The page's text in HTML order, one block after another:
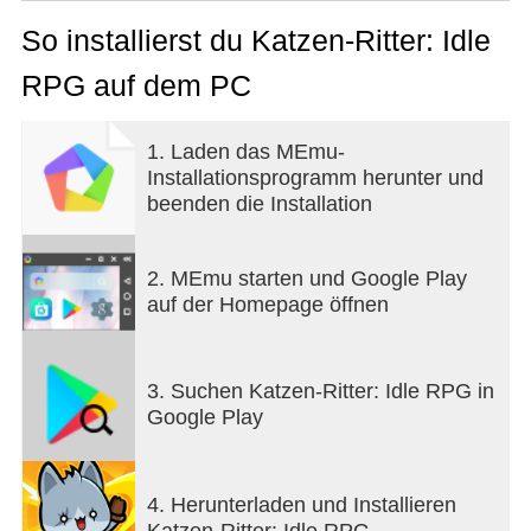
marschiere bis ans Ende der Welt und bringe
● Der Schatz der nie schlafenden Ritter: die
magische Kugel!
Beschwöre legendäre Ausrüstung mit magischen
Ohne komplizierte Steuerung erlebst du explosive
Ausrüstungsgewinne und befriedigendes
Wachstum.
● Baue das stärkste Deck! Tag-Action-RPG!
Sammle treue Rittergefährten und mächtige
Fertigkeiten!
Potenzial deiner Gefährten und Fertigkeiten!
Finde die beste Tag-Kombination und den
So installierst du Katzen-Ritter: Idle
RPG auf dem PC
1. Laden das MEmu-
Installationsprogramm herunter und
beenden die Installation
2. MEmu starten und Google Play
auf der Homepage öffnen
3. Suchen Katzen-Ritter: Idle RPG in
Google Play
4. Herunterladen und Installieren